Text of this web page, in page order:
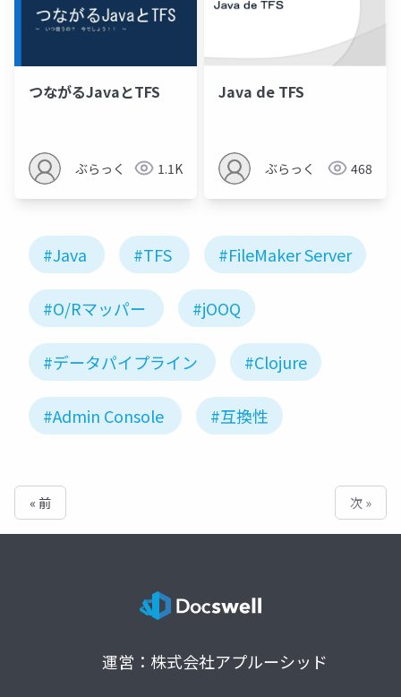
つながるJavaとTFS
ぶらっく 1.1K
Java de TFS
ぶらっく 468
#Java #TFS #FileMaker Server
#O/Rマッパー #jOOQ
#データパイプライン #Clojure
#Admin Console #互換性
« 前 次 »
運営：株式会社アプルーシッド